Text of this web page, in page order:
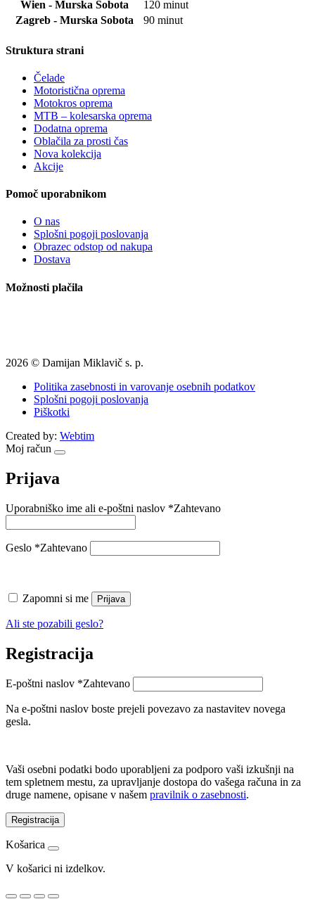
Wien - Murska Sobota
120 minut
Zagreb - Murska Sobota
90 minut
Struktura strani
Čelade
Motoristična oprema
Motokros oprema
MTB – kolesarska oprema
Dodatna oprema
Oblačila za prosti čas
Nova kolekcija
Akcije
Pomoč uporabnikom
O nas
Splošni pogoji poslovanja
Obrazec odstop od nakupa
Dostava
Možnosti plačila
2026 © Damijan Miklavič s. p.
Politika zasebnosti in varovanje osebnih podatkov
Splošni pogoji poslovanja
Piškotki
Created by: Webtim
Moj račun
Prijava
Uporabniško ime ali e-poštni naslov *Zahtevano
Geslo *Zahtevano
Zapomni si me Prijava
Ali ste pozabili geslo?
Registracija
E-poštni naslov *Zahtevano
Na e-poštni naslov boste prejeli povezavo za nastavitev novega
gesla.
Vaši osebni podatki bodo uporabljeni za podporo vaši izkušnji na
tem spletnem mestu, za upravljanje dostopa do vašega računa in za
druge namene, opisane v našem pravilnik o zasebnosti.
Registracija
Košarica
V košarici ni izdelkov.